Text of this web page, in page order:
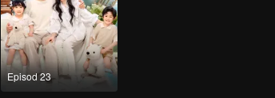
Episod 23